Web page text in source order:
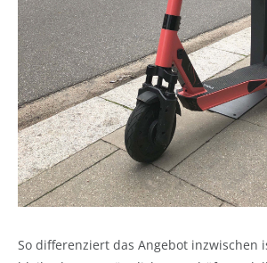
So differenziert das Angebot inzwischen